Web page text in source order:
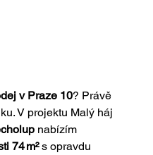
v Praze 10? Právě
V projektu Malý háj
nabízím
74 m² s opravdu